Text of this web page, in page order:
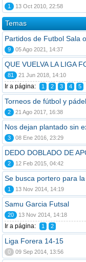
1 13 Oct 2010, 22:58
Temas
Partidos de Futbol Sala
9 05 Ago 2021, 14:37
QUE VUELVA LA LIGA
81 21 Jun 2018, 14:10
Ir a página: 1 2 3 4 5
Torneos de fútbol y
2 21 Ago 2017, 16:38
Nos dejan plantado sin
3 08 Ene 2016, 23:29
DEDO DOBLADO DE
2 12 Feb 2015, 04:42
Se busca portero para
1 13 Nov 2014, 14:19
Samu Garcia Futsal
20 13 Nov 2014, 14:18
Ir a página: 1 2
Liga Forera 14-15
0 09 Sep 2014, 13:56